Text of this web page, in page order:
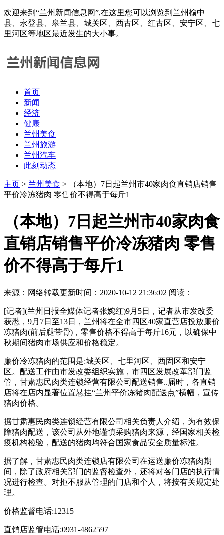
欢迎来到“兰州新闻信息网”,在这里您可以浏览到兰州榆中
县、永登县、皋兰县、城关区、西古区、红古区、安宁区、七
里河区等地区最近发生的大小事。
首页
新闻
经济
健康
兰州美食
兰州旅游
兰州汽车
此刻动态
主页 > 兰州美食 > （本地）7日起兰州市40家肉食直销店销售
平价冷冻猪肉 零售价不得高于每斤1
（本地）7日起兰州市40家肉食
直销店销售平价冷冻猪肉 零售
价不得高于每斤1
来源：网络转载更新时间：2020-10-12 21:36:02 阅读：
[记者](兰州日报全媒体记者张婉红)9月5日，记者从市发改委
获悉，9月7日至13日，兰州将在全市四区40家直营店投放廉价
冻猪肉(前后腿带骨)，零售价格不得高于每斤16元，以确保中
秋期间猪肉市场供应和价格稳定。
廉价冷冻猪肉的范围是:城关区、七里河区、西固区和安宁
区。配送工作由市发改委组织实施，市四区发展改革部门监
管，甘肃惠民肉类连锁经营有限公司配送销售..届时，各直销
店将在店内显著位置悬挂“兰州平价冻猪肉配送点”横幅，宣传
猪肉价格。
据甘肃惠民肉类连锁经营有限公司相关负责人介绍，为有效保
障猪肉配送，该公司从外地谨慎采购猪肉来源，经国家相关检
疫机构检验，配送的猪肉均符合国家食品安全质量标准。
据了解，甘肃惠民肉类连锁店有限公司在运送廉价冻猪肉期
间，除了政府相关部门的监督检查外，还将对各门店的执行情
况进行检查。对拒不服从管理的门店和个人，将按有关规定处
理。
价格监督电话:12315
直销店监管电话:0931-4862597